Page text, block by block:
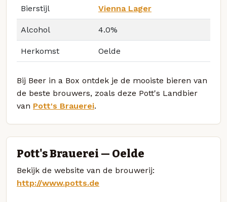
Bierstijl Vienna Lager
Alcohol 4.0%
Herkomst Oelde
Bij Beer in a Box ontdek je de mooiste bieren van
de beste brouwers, zoals deze Pott's Landbier
van Pott's Brauerei.
Pott's Brauerei — Oelde
Bekijk de website van de brouwerij:
http://www.potts.de